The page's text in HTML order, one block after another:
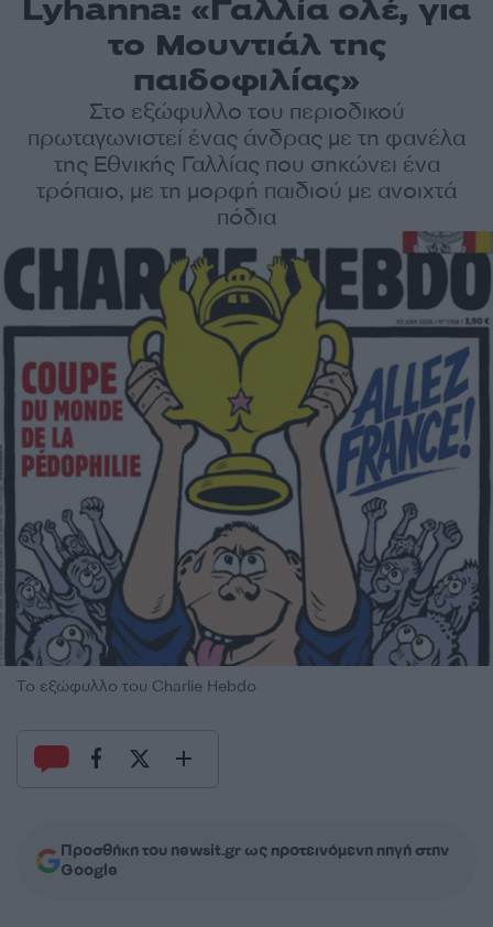
Lyhanna: «Γαλλία ολέ, για
το Μουντιάλ της
παιδοφιλίας»
Στο εξώφυλλο του περιοδικού
πρωταγωνιστεί ένας άνδρας με τη φανέλα
της Εθνικής Γαλλίας που σηκώνει ένα
τρόπαιο, με τη μορφή παιδιού με ανοιχτά
πόδια
Το εξώφυλλο του Charlie Hebdo
Προσθήκη του newsit.gr ως προτεινόμενη πηγή στην
Google